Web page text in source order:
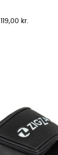
Pris
119,00 kr.